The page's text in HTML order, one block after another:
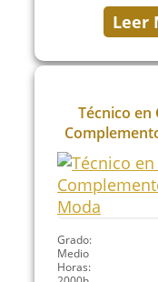
Leer
Técnico en
Grado:
Medio
Horas: